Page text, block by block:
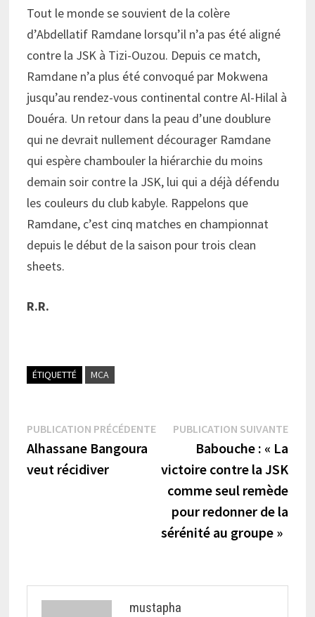
Tout le monde se souvient de la colère
d’Abdellatif Ramdane lorsqu’il n’a pas été aligné
contre la JSK à Tizi-Ouzou. Depuis ce match,
Ramdane n’a plus été convoqué par Mokwena
jusqu’au rendez-vous continental contre Al-Hilal à
Douéra. Un retour dans la peau d’une doublure
qui ne devrait nullement décourager Ramdane
qui espère chambouler la hiérarchie du moins
demain soir contre la JSK, lui qui a déjà défendu
les couleurs du club kabyle. Rappelons que
Ramdane, c’est cinq matches en championnat
depuis le début de la saison pour trois clean
sheets.
R.R.
ÉTIQUETTÉ MCA
Navigation
de
PUBLICATION PRÉCÉDENTEPublication
précédente :
Alhassane Bangoura
veut récidiver
PUBLICATION SUIVANTE
Babouche : « La
victoire contre la JSK
comme seul remède
pour redonner de la
sérénité au groupe »
mustapha